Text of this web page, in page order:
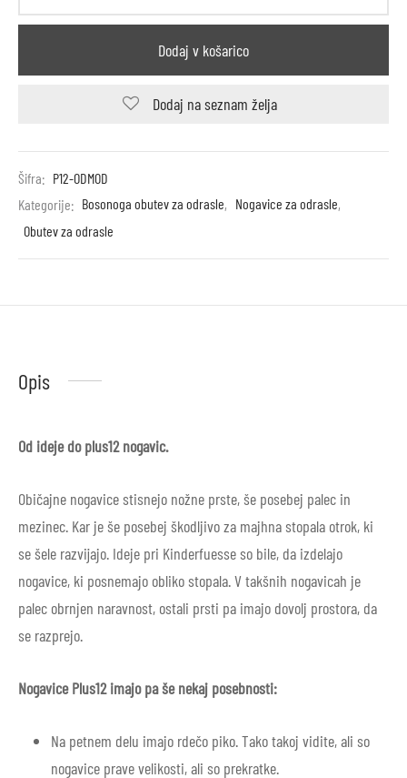
Dodaj v košarico
Dodaj na seznam želja
Šifra: P12-ODMOD
Kategorije: Bosonoga obutev za odrasle, Nogavice za odrasle,
Obutev za odrasle
Opis
Od ideje do plus12 nogavic.
Običajne nogavice stisnejo nožne prste, še posebej palec in
mezinec. Kar je še posebej škodljivo za majhna stopala otrok, ki
se šele razvijajo. Ideje pri Kinderfuesse so bile, da izdelajo
nogavice, ki posnemajo obliko stopala. V takšnih nogavicah je
palec obrnjen naravnost, ostali prsti pa imajo dovolj prostora, da
se razprejo.
Nogavice Plus12 imajo pa še nekaj posebnosti:
Na petnem delu imajo rdečo piko. Tako takoj vidite, ali so
nogavice prave velikosti, ali so prekratke.